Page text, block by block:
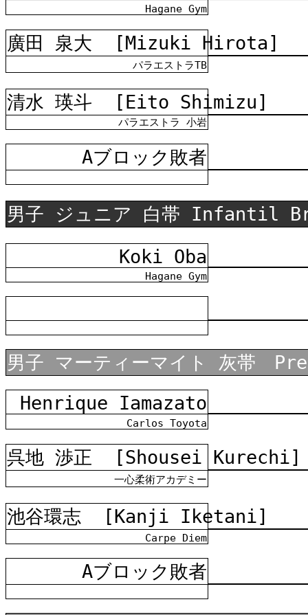
Hagane Gym
廣田 泉大 [Mizuki Hirota]
パラエストラTB
清水 瑛斗 [Eito Shimizu]
パラエストラ 小岩
Aブロック敗者
男子 ジュニア 白帯 Infantil
Koki Oba
Hagane Gym
男子 マーティーマイト 灰帯
Henrique Iamazato
Carlos Toyota
呉地 渉正 [Shousei Kurechi]
一心柔術アカデミー
池谷環志 [Kanji Iketani]
Carpe Diem
Aブロック敗者